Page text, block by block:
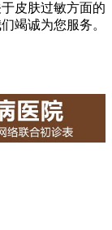
皮肤过敏方面的
竭诚为您服务。